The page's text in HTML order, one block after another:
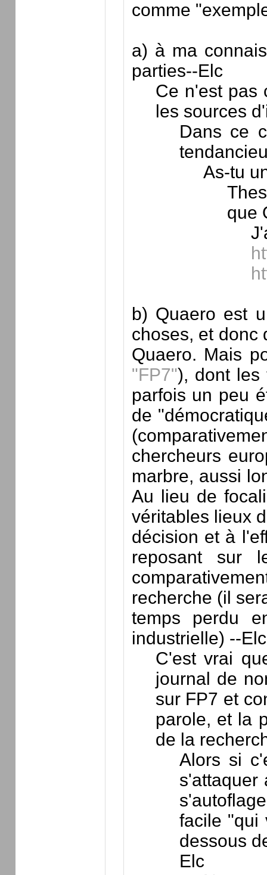
comme
a) à ma
parties--Elc
Ce n'est pas
les sources
Dans ce
As-tu
que
b) Quaero est
choses, et donc
Quaero. Mais
"FP7"), dont les
parfois un peu
de
chercheurs
marbre, aussi
Au lieu de
véritables lieux
décision et à
reposant sur
recherche (il
temps perdu
industrielle) --Elc
C'est vrai
journal de
sur FP7 et
parole, et la
de la
Alors si
s'attaquer
facile "qui
dessous
Elc